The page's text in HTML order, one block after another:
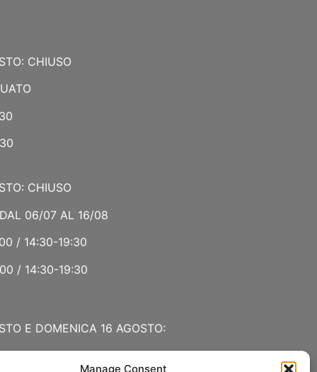
Manage Consent
CHIUSO
CHIUSO
06/07 AL 16/08
/ 14:30-19:30
/ 14:30-19:30
E DOMENICA 16 AGOSTO: